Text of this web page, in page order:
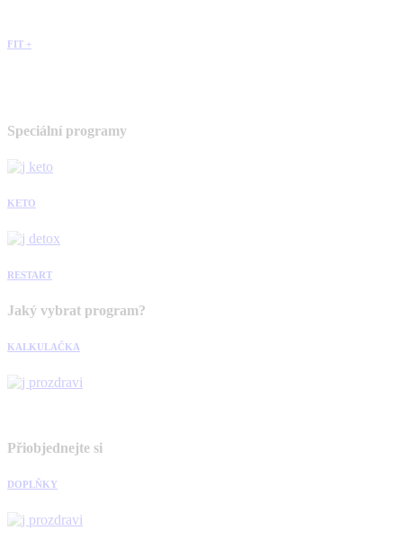
FIT +
Speciální programy
KETO
RESTART
Jaký vybrat program?
KALKULAČKA
Přiobjednejte si
DOPLŇKY